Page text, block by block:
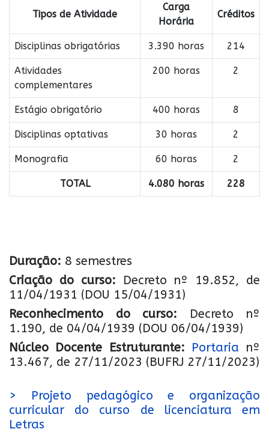
Tipos de Atividade
Carga
Horária
Créditos
Disciplinas obrigatórias 3.390 horas 214
Atividades
complementares
200 horas 2
Estágio obrigatório 400 horas 8
Disciplinas optativas 30 horas 2
Monografia 60 horas 2
TOTAL 4.080 horas 228
Duração: 8 semestres
Criação do curso: Decreto nº 19.852, de
11/04/1931 (DOU 15/04/1931)
Reconhecimento do curso: Decreto nº
1.190, de 04/04/1939 (DOU 06/04/1939)
Núcleo Docente Estruturante:
Portaria nº
13.467, de 27/11/2023 (BUFRJ 27/11/2023)
> Projeto pedagógico e organização
curricular do curso de licenciatura em
Letras